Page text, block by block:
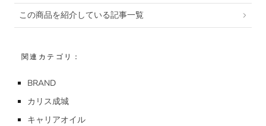
この商品を紹介している記事一覧
関連カテゴリ：
BRAND
カリス成城
キャリアオイル